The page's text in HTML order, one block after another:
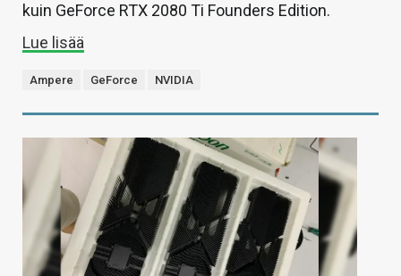
kuin GeForce RTX 2080 Ti Founders Edition.
Lue lisää
Ampere GeForce NVIDIA